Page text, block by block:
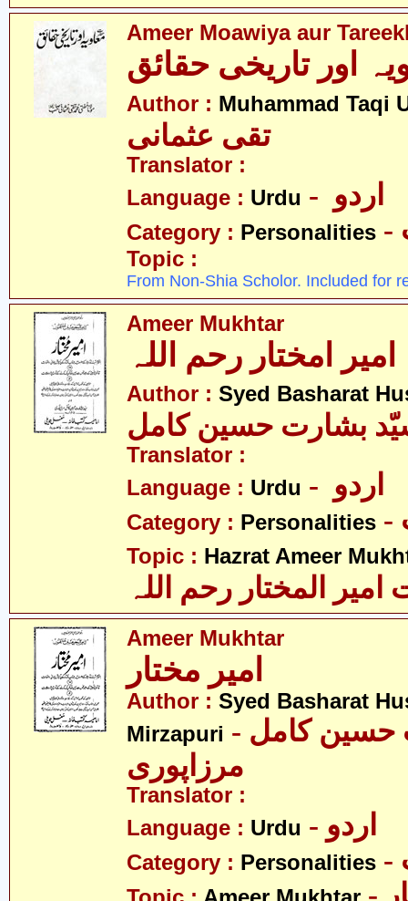
Ameer Moawiya aur
Author : Muhammad Taqi
تقی عثمانی
Translator :
Language : Urdu
Category : Personalities
Topic :
From Non-Shia Scholor. Included for
Ameer Mukhtar
امیر امختار رحم اللہ
Author : Syed Basharat
بشارت حسین کامل
Translator :
Language : Urdu
Category : Personalities
Topic : Hazrat Ameer
المختار رحم اللہ
Ameer Mukhtar
امیر مختار
Author : Syed Basharat
Mirzapuri - سید بشارت حسین کامل
مرزاپوری
Translator :
Language : Urdu - اردو
Category : Personalities